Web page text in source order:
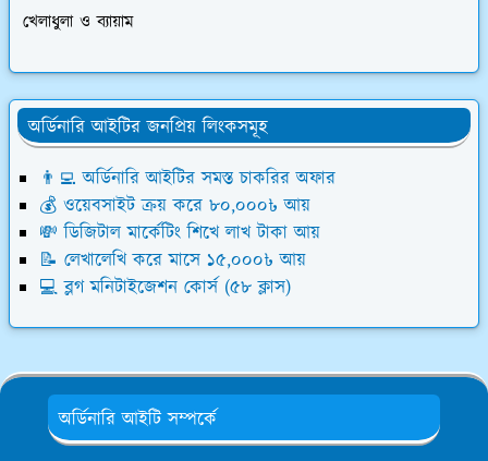
খেলাধুলা ও ব্যায়াম
অর্ডিনারি আইটির জনপ্রিয় লিংকসমূহ
👨‍💻 অর্ডিনারি আইটির সমস্ত চাকরির অফার
💰 ওয়েবসাইট ক্রয় করে ৮০,০০০৳ আয়
💸 ডিজিটাল মার্কেটিং শিখে লাখ টাকা আয়
📝 লেখালেখি করে মাসে ১৫,০০০৳ আয়
💻 ব্লগ মনিটাইজেশন কোর্স (৫৮ ক্লাস)
অর্ডিনারি আইটি সম্পর্কে